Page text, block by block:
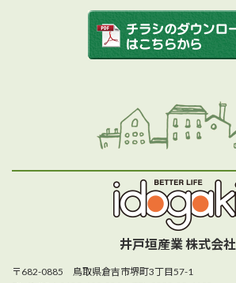
井戸垣産業 株式会社
〒682-0885 鳥取県倉吉市堺町3丁目57-1